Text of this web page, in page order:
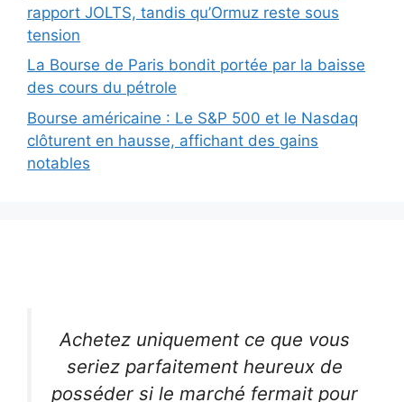
rapport JOLTS, tandis qu’Ormuz reste sous
tension
La Bourse de Paris bondit portée par la baisse
des cours du pétrole
Bourse américaine : Le S&P 500 et le Nasdaq
clôturent en hausse, affichant des gains
notables
Achetez uniquement ce que vous
seriez parfaitement heureux de
posséder si le marché fermait pour